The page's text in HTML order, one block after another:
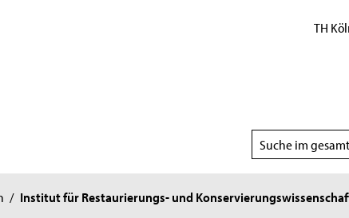
TH
Suchbereich
wählen
/ Institut für Restaurierungs- und